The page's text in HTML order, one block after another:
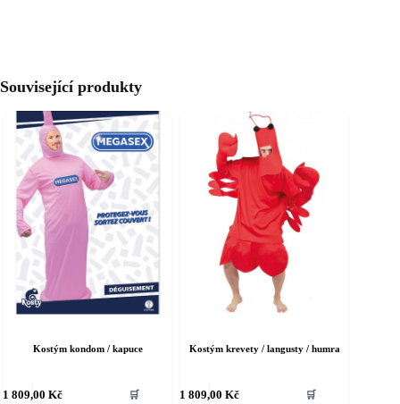
Související produkty
Kostým kondom / kapuce
1 809,00 Kč 🛒
Kostým krevety / langusty / humra
1 809,00 Kč 🛒
produkt